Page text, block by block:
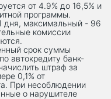
от 4.9% до 16,5% и
программы.
дня, максимальный - 96
комиссии
срок суммы
автокредиту банк-
штраф за
0,1% от
При несоблюдении
о нарушителе